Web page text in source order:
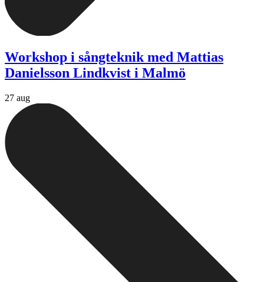
Workshop i sångteknik med Mattias
Danielsson Lindkvist i Malmö
27 aug